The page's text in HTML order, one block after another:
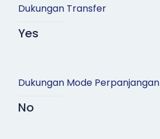
Dukungan Transfer
Yes
Dukungan Mode Perpanjangan
No